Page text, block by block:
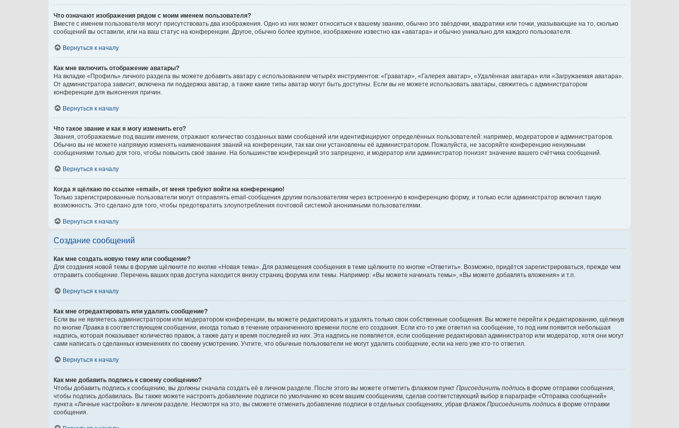
Что означают изображения рядом с моим именем пользователя?
Вместе с именем пользователя могут присутствовать два изображения. Одно из них может относиться к вашему званию, обычно это звёздочки, квадратики или точки, указывающие на то, сколько
сообщений вы оставили, или на ваш статус на конференции. Другое, обычно более крупное, изображение известно как «аватара» и обычно уникально для каждого пользователя.
Вернуться к началу
Как мне включить отображение аватары?
На вкладке «Профиль» личного раздела вы можете добавить аватару с использованием четырёх инструментов: «Граватар», «Галерея аватар», «Удалённая аватара» или «Загружаемая аватара».
От администратора зависит, включена ли поддержка аватар, а также какие типы аватар могут быть доступны. Если вы не можете использовать аватары, свяжитесь с администратором
конференции для выяснения причин.
Вернуться к началу
Что такое звание и как я могу изменить его?
Звания, отображаемые под вашим именем, отражают количество созданных вами сообщений или идентифицируют определённых пользователей: например, модераторов и администраторов.
Обычно вы не можете напрямую изменять наименования званий на конференции, так как они установлены её администратором. Пожалуйста, не засоряйте конференцию ненужными
сообщениями только для того, чтобы повысить своё звание. На большинстве конференций это запрещено, и модератор или администратор понизят значение вашего счётчика сообщений.
Вернуться к началу
Когда я щёлкаю по ссылке «email», от меня требуют войти на конференцию!
Только зарегистрированные пользователи могут отправлять email-сообщения другим пользователям через встроенную в конференцию форму, и только если администратор включил такую
возможность. Это сделано для того, чтобы предотвратить злоупотребления почтовой системой анонимными пользователями.
Вернуться к началу
Создание сообщений
Как мне создать новую тему или сообщение?
Для создания новой темы в форуме щёлкните по кнопке «Новая тема». Для размещения сообщения в теме щёлкните по кнопке «Ответить». Возможно, придётся зарегистрироваться, прежде чем
отправить сообщение. Перечень ваших прав доступа находится внизу страниц форума или темы. Например: «Вы можете начинать темы», «Вы можете добавлять вложения» и т.п.
Вернуться к началу
Как мне отредактировать или удалить сообщение?
Если вы не являетесь администратором или модератором конференции, вы можете редактировать и удалять только свои собственные сообщения. Вы можете перейти к редактированию, щёлкнув
по кнопке Правка в соответствующем сообщении, иногда только в течение ограниченного времени после его создания. Если кто-то уже ответил на сообщение, то под ним появится небольшая
надпись, которая показывает количество правок, а также дату и время последней из них. Эта надпись не появляется, если сообщение редактировал администратор или модератор, хотя они могут
сами написать о сделанных изменениях по своему усмотрению. Учтите, что обычные пользователи не могут удалить сообщение, если на него уже кто-то ответил.
Вернуться к началу
Как мне добавить подпись к своему сообщению?
Чтобы добавить подпись к сообщению, вы должны сначала создать её в личном разделе. После этого вы можете отметить флажком пункт Присоединить подпись в форме отправки сообщения,
чтобы подпись добавилась. Вы также можете настроить добавление подписи по умолчанию ко всем вашим сообщениям, сделав соответствующий выбор в параграфе «Отправка сообщений»
пункта «Личные настройки» в личном разделе. Несмотря на это, вы сможете отменить добавление подписи в отдельных сообщениях, убрав флажок Присоединить подпись в форме отправки
сообщения.